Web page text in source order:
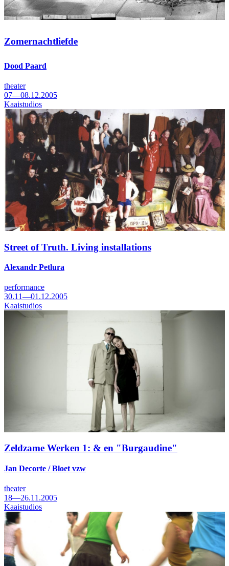
Zomernachtliefde
Dood Paard
theater
07—08.12.2005
Kaaistudios
Street of Truth. Living installations
Alexandr Petlura
performance
30.11—01.12.2005
Kaaistudios
Zeldzame Werken 1: & en "Burgaudine"
Jan Decorte / Bloet vzw
theater
18—26.11.2005
Kaaistudios